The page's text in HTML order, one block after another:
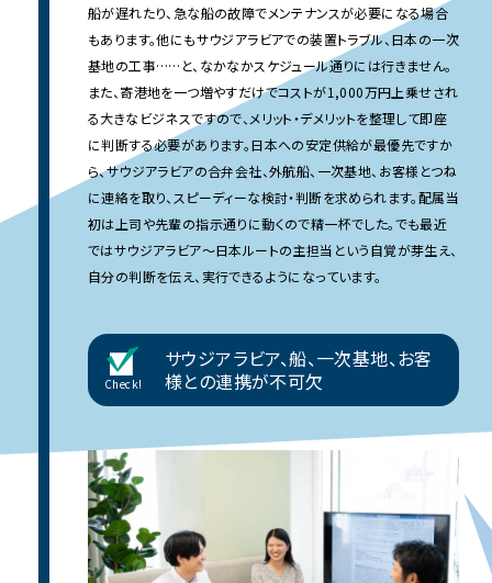
船が遅れたり、急な船の故障でメンテナンスが必要になる場合
もあります。他にもサウジアラビアでの装置トラブル、日本の一次
基地の工事……と、なかなかスケジュール通りには行きません。
また、寄港地を一つ増やすだけでコストが1,000万円上乗せされ
る大きなビジネスですので、メリット・デメリットを整理して即座
に判断する必要があります。日本への安定供給が最優先ですか
ら、サウジアラビアの合弁会社、外航船、一次基地、お客様とつね
に連絡を取り、スピーディーな検討・判断を求められます。配属当
初は上司や先輩の指示通りに動くので精一杯でした。でも最近
ではサウジアラビア〜日本ルートの主担当という自覚が芽生え、
自分の判断を伝え、実行できるようになっています。
Check!
サウジアラビア、船、一次基地、お客
様との連携が不可欠